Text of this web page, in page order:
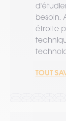
besoin.
étroite
TOUT